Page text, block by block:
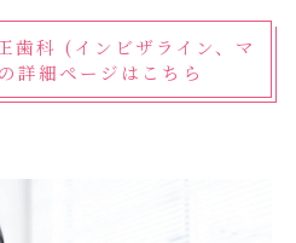
歯科 (インビザライン、マ
詳細ページはこちら